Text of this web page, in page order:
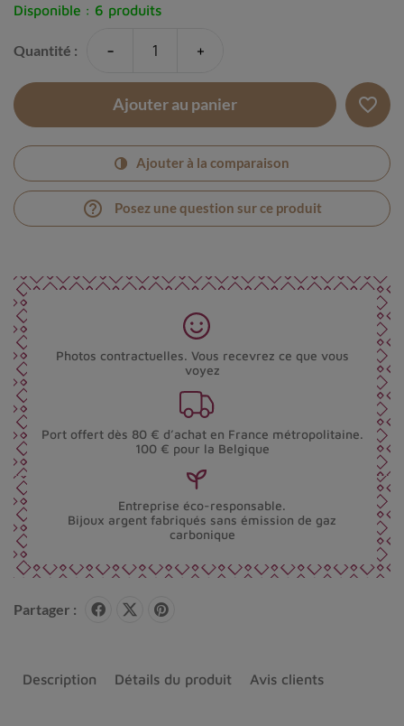
Disponible : 6 produits
Quantité : - +
Ajouter au panier favorite_border
Ajouter à la comparaison
help_outline Posez une question sur ce produit
Photos contractuelles. Vous recevrez ce que vous
voyez
Port offert dès 80 € d’achat en France métropolitaine.
100 € pour la Belgique
Entreprise éco-responsable.
Bijoux argent fabriqués sans émission de gaz
carbonique
Partager :
Description Détails du produit Avis clients